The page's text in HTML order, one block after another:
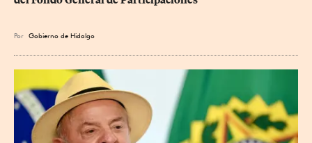
Por Gobierno de Hidalgo